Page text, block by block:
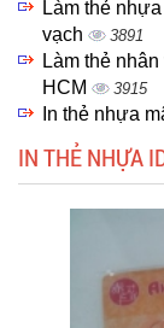
Làm thẻ
vạch
3891
Làm thẻ
HCM
3915
In thẻ nhựa
IN THẺ NHỰA